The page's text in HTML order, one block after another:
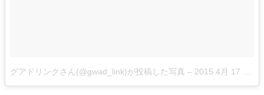
グアドリンクさん(@gwad_link)が投稿した写真 – 2015 4月 17 5:55午前 PDT